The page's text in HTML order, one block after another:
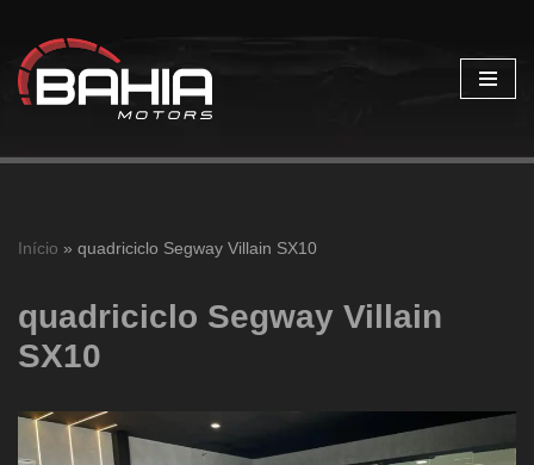
Pular
para
Início » quadriciclo Segway Villain SX10
quadriciclo Segway Villain
SX10